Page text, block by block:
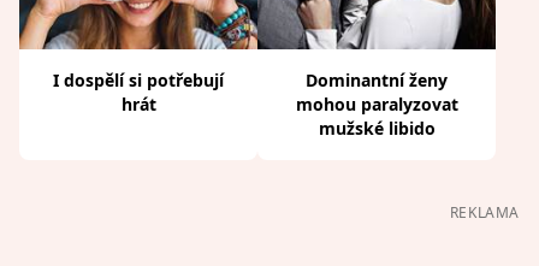
I dospělí si potřebují
hrát
Dominantní ženy
mohou paralyzovat
mužské libido
REKLAMA